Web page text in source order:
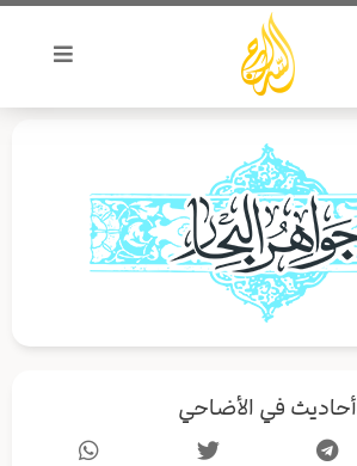
أحاديث في الأضاحي